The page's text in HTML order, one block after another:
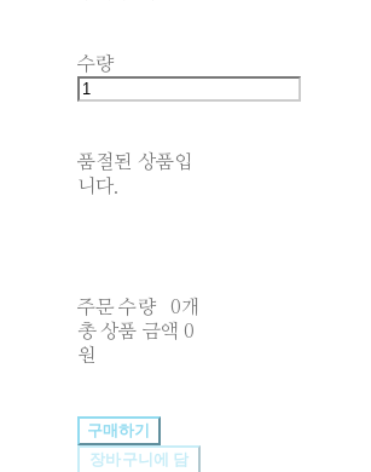
수량
품절된 상품입
니다.
주문 수량
0개
총 상품 금액 0
원
구매하기
장바구니에 담